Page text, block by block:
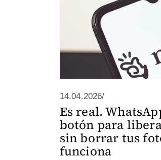
14.04.2026/
Es real.
botón para
sin borrar tus
funciona